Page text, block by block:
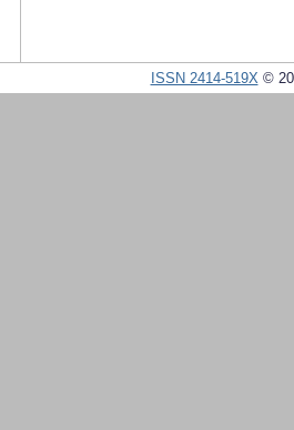
ISSN 2414-519X©